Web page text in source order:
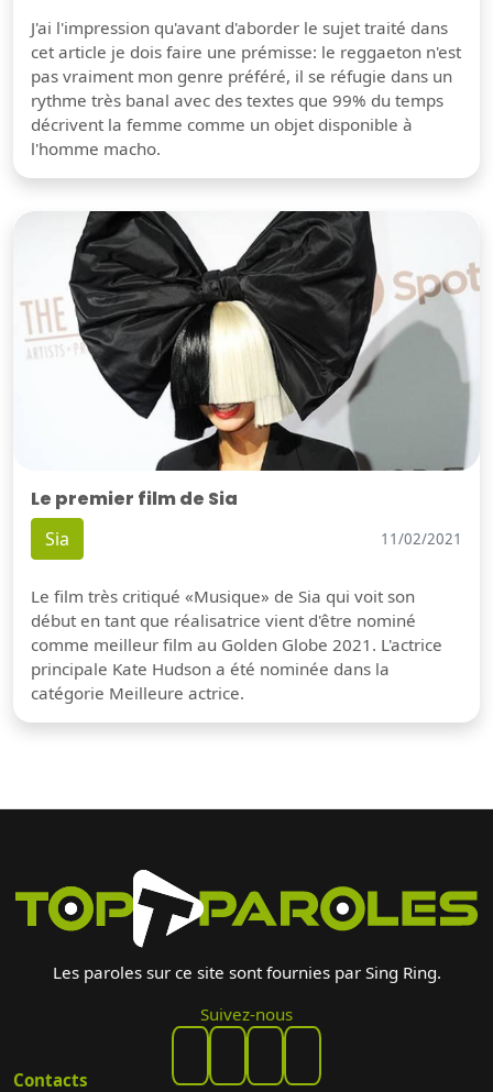
J'ai l'impression qu'avant d'aborder le sujet traité dans
cet article je dois faire une prémisse: le reggaeton n'est
pas vraiment mon genre préféré, il se réfugie dans un
rythme très banal avec des textes que 99% du temps
décrivent la femme comme un objet disponible à
l'homme macho.
Le premier film de Sia
Sia 11/02/2021
Le film très critiqué «Musique» de Sia qui voit son
début en tant que réalisatrice vient d'être nominé
comme meilleur film au Golden Globe 2021. L'actrice
principale Kate Hudson a été nominée dans la
catégorie Meilleure actrice.
Les paroles sur ce site sont fournies par Sing Ring.
Suivez-nous
Contacts